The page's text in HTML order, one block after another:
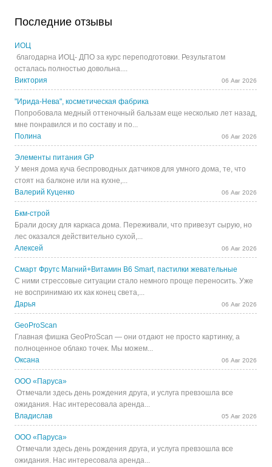
Последние отзывы
ИОЦ
благодарна ИОЦ- ДПО за курс переподготовки. Результатом
осталась полностью довольна....
Виктория
06 Авг 2026
"Ирида-Нева", косметическая фабрика
Попробовала медный оттеночный бальзам еще несколько лет назад,
мне понравился и по составу и по...
Полина
06 Авг 2026
Элементы питания GP
У меня дома куча беспроводных датчиков для умного дома, те, что
стоят на балконе или на кухне,...
Валерий Куценко
06 Авг 2026
Бкм-строй
Брали доску для каркаса дома. Переживали, что привезут сырую, но
лес оказался действительно сухой,...
Алексей
06 Авг 2026
Смарт Фрутс Магний+Витамин В6 Smart, пастилки жевательные
С ними стрессовые ситуации стало немного проще переносить. Уже
не воспринимаю их как конец света,...
Дарья
06 Авг 2026
GeoProScan
Главная фишка GeoProScan — они отдают не просто картинку, а
полноценное облако точек. Мы можем...
Оксана
06 Авг 2026
ООО «Паруса»
Отмечали здесь день рождения друга, и услуга превзошла все
ожидания. Нас интересовала аренда...
Владислав
05 Авг 2026
ООО «Паруса»
Отмечали здесь день рождения друга, и услуга превзошла все
ожидания. Нас интересовала аренда...